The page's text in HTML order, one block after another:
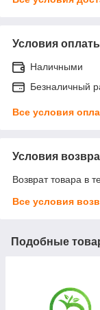
Условия
Наличными
Безналичный
Все условия
Условия
Возврат товара в
Все условия
Подобные